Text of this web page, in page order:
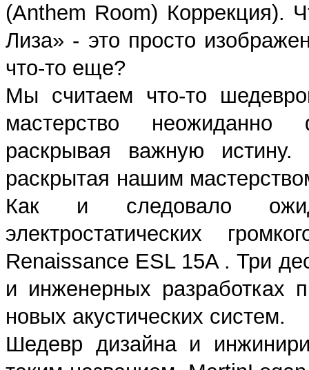
(Anthem Room) Коррекция).
Лиза» - это просто
что-то еще?
Мы считаем что-то
мастерство
раскрывая важную
раскрытая нашим
Как и следовало
электростатических
Renaissance ESL 15A . Три
и инженерных разработках
новых акустических систем.
Шедевр дизайна и